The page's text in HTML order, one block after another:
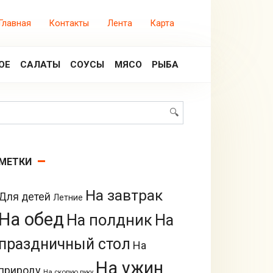
Контакты Лента Карта
САЛАТЫ СОУСЫ МЯСО РЫБА
детей Летние На завтрак
обед На полдник На
стол На
На ужин